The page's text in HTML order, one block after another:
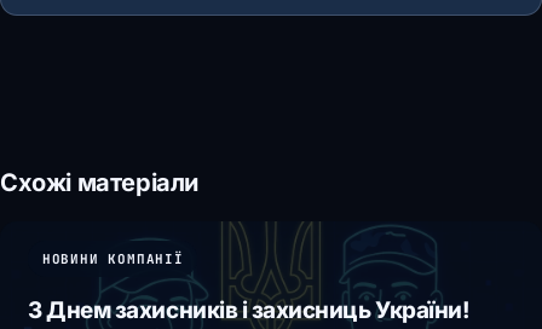
Схожі матеріали
НОВИНИ КОМПАНІЇ
З Днем захисників і захисниць України!